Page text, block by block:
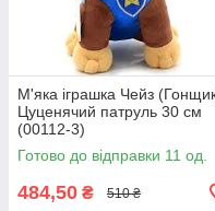
М'яка іграшка Чейз
Цуценячий патруль 30 см
(00112-3)
Готово до відправки 11 од.
484,50 ₴ 510 ₴